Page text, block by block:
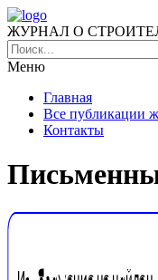
ЖУРНАЛ О
Меню
Главная
Все публикации
Контакты